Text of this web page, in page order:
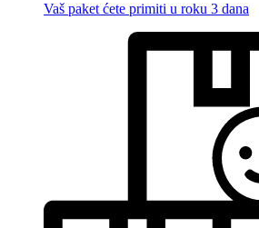
Vaš paket ćete primiti u roku 3 dana